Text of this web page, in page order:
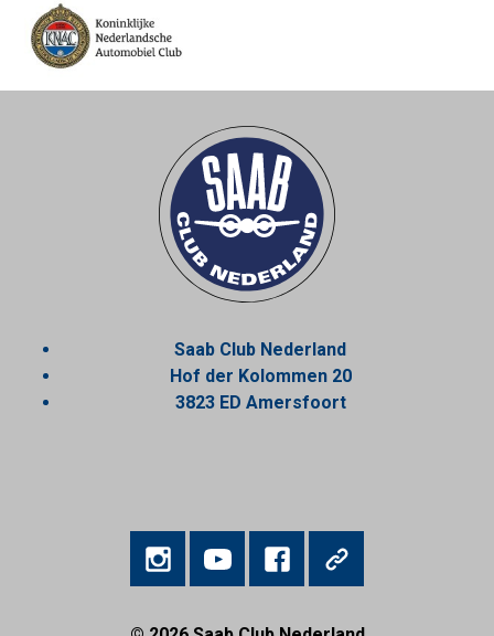
Saab Club Nederland
Hof der Kolommen 20
3823 ED Amersfoort